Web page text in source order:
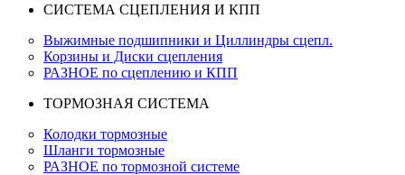
СИСТЕМА СЦЕПЛЕНИЯ И КПП
Выжимные подшипники и Циллиндры сцепл.
Корзины и Диски сцепления
РАЗНОЕ по сцеплению и КПП
ТОРМОЗНАЯ СИСТЕМА
Колодки тормозные
Шланги тормозные
РАЗНОЕ по тормозной системе